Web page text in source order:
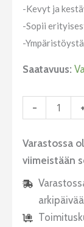
-Kevyt ja
-Sopii
-
Saatavuus:
- +
Varastossa
viimeistään
arkipäivää